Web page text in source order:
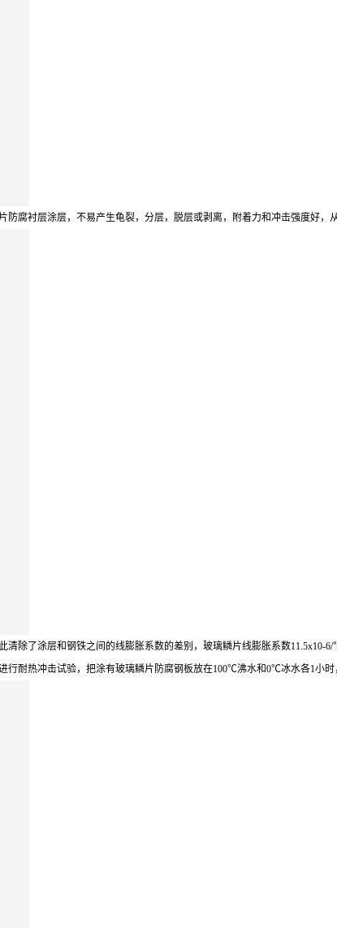
防腐衬层涂层，不易产生龟裂，分层，脱层或剥离，附着力和冲击强度好，
除了涂层和钢铁之间的线膨胀系数的差别，玻璃鳞片线膨胀系数11.5x10-6/
行耐热冲击试验，把涂有玻璃鳞片防腐钢板放在100℃沸水和0℃冰水各1小时